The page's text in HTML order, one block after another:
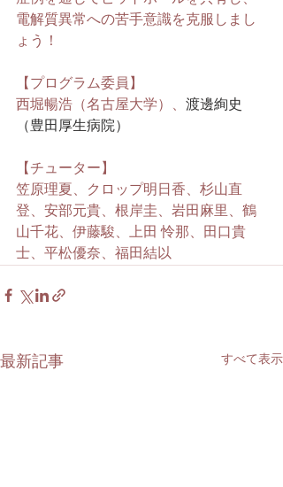
電解質異常への苦手意識を克服しまし
ょう！
【プログラム委員】
西堀暢浩（名古屋大学）、 渡邊絢史
（豊田厚生病院）
【チューター】
笠原理夏、クロップ明日香、杉山直
登、安部元貴、根岸圭、岩田麻里、鶴
山千花、伊藤駿、上田 怜那、田口貴
士、平松優奈、福田結以
最新記事 すべて表示